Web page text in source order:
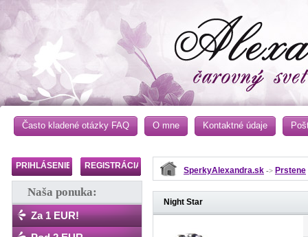
Často kladené otázky FAQ O mne Kontaktné údaje
PRIHLÁSENIE REGISTRÁCIA
Naša ponuka:
Za 1 EUR!
SperkyAlexandra.sk -> Prstene
Night Star